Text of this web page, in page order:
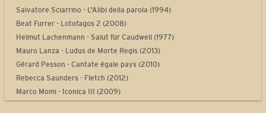
Salvatore Sciarrino - L'Alibi della parola (1994)
Beat Furrer - Lotofagos 2 (2008)
Helmut Lachenmann - Salut für Caudwell (1977)
Mauro Lanza - Ludus de Morte Regis (2013)
Gérard Pesson - Cantate égale pays (2010)
Rebecca Saunders - Fletch (2012)
Marco Momi - Iconica III (2009)